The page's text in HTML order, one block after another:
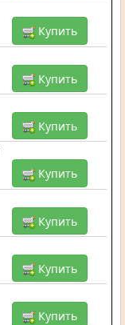
Купить
Купить
Купить
Купить
Купить
Купить
Купить